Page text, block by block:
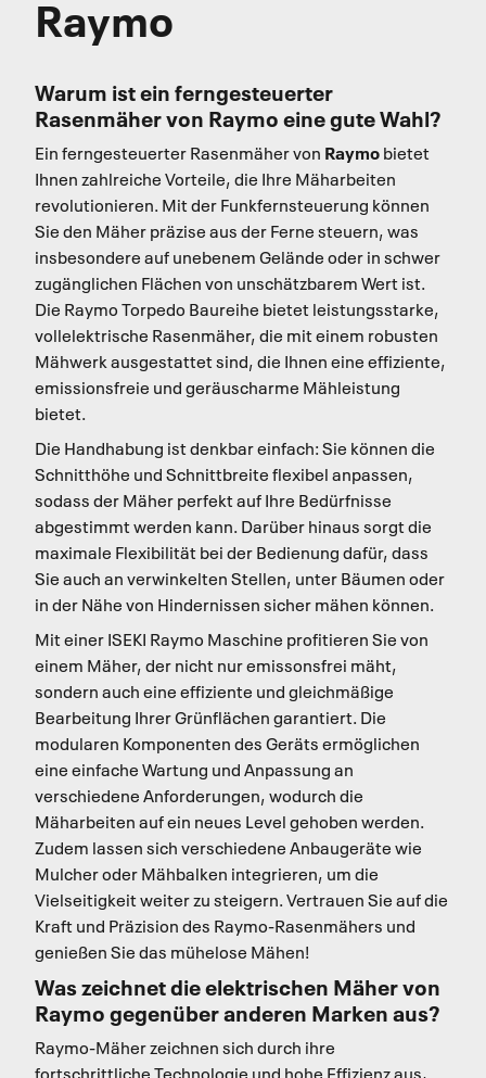
Raymo
Warum ist ein ferngesteuerter
Rasenmäher von Raymo eine gute Wahl?
Ein ferngesteuerter Rasenmäher von Raymobietet
Ihnen zahlreiche Vorteile, die Ihre Mäharbeiten
revolutionieren. Mit der Funkfernsteuerung können
Sie den Mäher präzise aus der Ferne steuern, was
insbesondere auf unebenem Gelände oder in schwer
zugänglichen Flächen von unschätzbarem Wert ist.
Die Raymo Torpedo Baureihe bietet leistungsstarke,
vollelektrische Rasenmäher, die mit einem robusten
Mähwerk ausgestattet sind, die Ihnen eine effiziente,
emissionsfreie und geräuscharme Mähleistung
bietet.
Die Handhabung ist denkbar einfach: Sie können die
Schnitthöhe und Schnittbreite flexibel anpassen,
sodass der Mäher perfekt auf Ihre Bedürfnisse
abgestimmt werden kann. Darüber hinaus sorgt die
maximale Flexibilität bei der Bedienung dafür, dass
Sie auch an verwinkelten Stellen, unter Bäumen oder
in der Nähe von Hindernissen sicher mähen können.
Mit einer ISEKI Raymo Maschine profitieren Sie von
einem Mäher, der nicht nur emissonsfrei mäht,
sondern auch eine effiziente und gleichmäßige
Bearbeitung Ihrer Grünflächen garantiert. Die
modularen Komponenten des Geräts ermöglichen
eine einfache Wartung und Anpassung an
verschiedene Anforderungen, wodurch die
Mäharbeiten auf ein neues Level gehoben werden.
Zudem lassen sich verschiedene Anbaugeräte wie
Mulcher oder Mähbalken integrieren, um die
Vielseitigkeit weiter zu steigern. Vertrauen Sie auf die
Kraft und Präzision des Raymo-Rasenmähers und
genießen Sie das mühelose Mähen!
Was zeichnet die elektrischen Mäher von
Raymo gegenüber anderen Marken aus?
Raymo-Mäher zeichnen sich durch ihre
fortschrittliche Technologie und hohe Effizienz aus,